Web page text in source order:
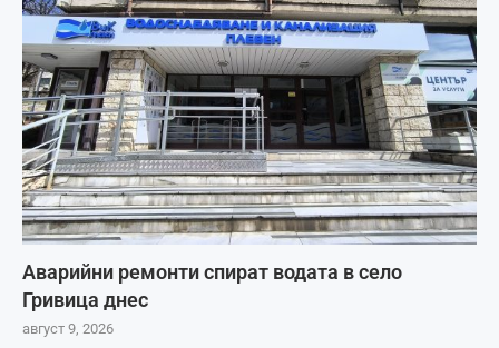
Аварийни ремонти спират водата в село
Гривица днес
август 9, 2026